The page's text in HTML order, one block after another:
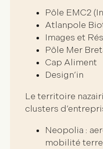
Pôle EMC2
Atlanpole
Images et
Pôle Mer
Cap Aliment
Design’in
Le territoire
clusters
Neopolia :
mobilité